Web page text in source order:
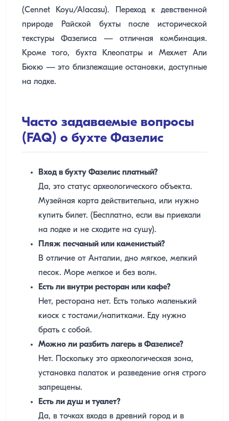
(Cennet Koyu/Alacasu). Переход к девственной
природе Райской бухты после исторической
текстуры Фазелиса — отличная комбинация.
Кроме того, бухта Клеопатры и Мехмет Али
Бюкю — это близлежащие остановки, доступные
на лодке.
Часто задаваемые вопросы
(FAQ) о бухте Фазелис
Вход в бухту Фазелис платный?
Да, это статус археологического объекта.
Музейная карта действительна, или нужно
купить билет. (Бесплатно, если вы приехали
на лодке и не сходите на сушу).
Пляж песчаный или каменистый?
В отличие от Анталии, дно мягкое, мелкий
песок. Море мелкое и без волн.
Есть ли внутри ресторан или кафе?
Нет, ресторана нет. Есть только маленький
киоск с тостами/напитками. Еду нужно
брать с собой.
Можно ли разбить лагерь в Фазелисе?
Нет. Поскольку это археологическая зона,
установка палаток и разведение огня строго
запрещены.
Есть ли душ и туалет?
Да, в точках входа в древний город и в